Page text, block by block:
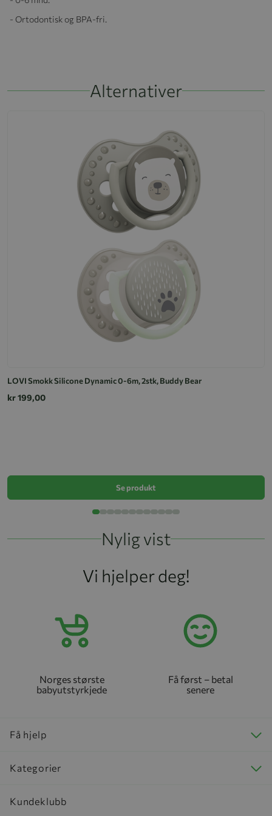
- Ortodontisk og BPA-fri.
Alternativer
LOVI Smokk Silicone Dynamic 0-6m, 2stk, Buddy Bear
kr 199,00
Se produkt
Nylig vist
Vi hjelper deg!
Norges største
babyutstyrkjede
Få først – betal
senere
Få hjelp
Kategorier
Kundeklubb